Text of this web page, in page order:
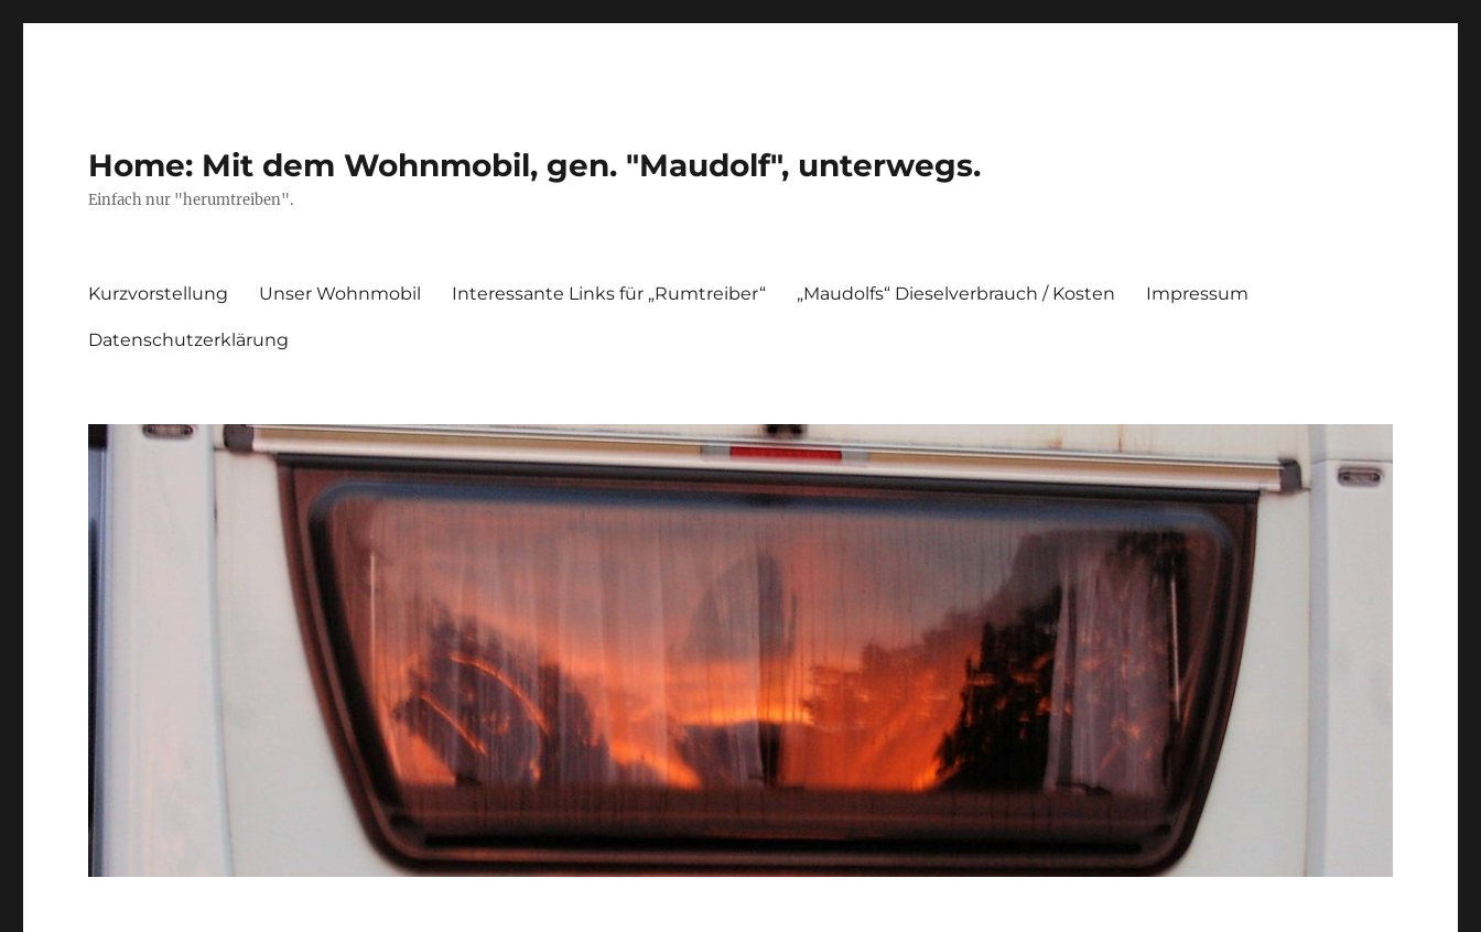
Home: Mit dem Wohnmobil, gen. "Maudolf", unterwegs.
Einfach nur "herumtreiben".
Kurzvorstellung Unser Wohnmobil Interessante Links für „Rumtreiber“ „Maudolfs“ Dieselverbrauch / Kosten Impressum
Datenschutzerklärung